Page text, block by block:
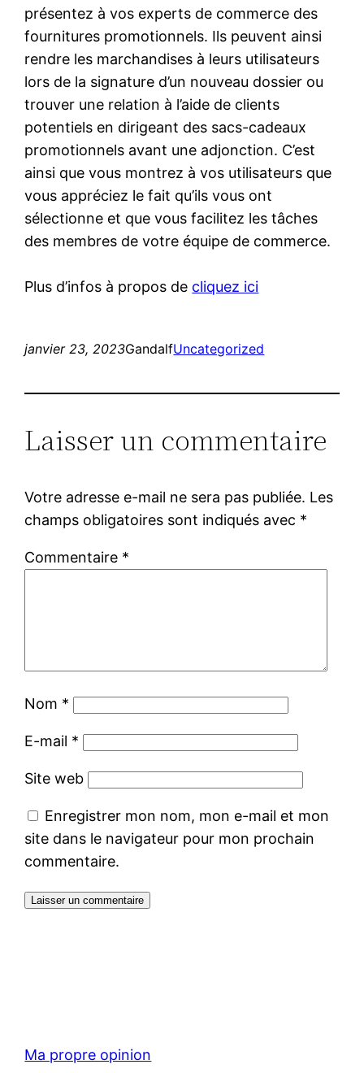
présentez à vos experts de commerce des
fournitures promotionnels. Ils peuvent ainsi
rendre les marchandises à leurs utilisateurs
lors de la signature d’un nouveau dossier ou
trouver une relation à l’aide de clients
potentiels en dirigeant des sacs-cadeaux
promotionnels avant une adjonction. C’est
ainsi que vous montrez à vos utilisateurs que
vous appréciez le fait qu’ils vous ont
sélectionne et que vous facilitez les tâches
des membres de votre équipe de commerce.
Plus d’infos à propos de cliquez ici
janvier 23, 2023GandalfUncategorized
Laisser un commentaire
Votre adresse e-mail ne sera pas publiée. Les
champs obligatoires sont indiqués avec *
Commentaire *
Nom *
E-mail *
Site web
Enregistrer mon nom, mon e-mail et mon
site dans le navigateur pour mon prochain
commentaire.
Ma propre opinion